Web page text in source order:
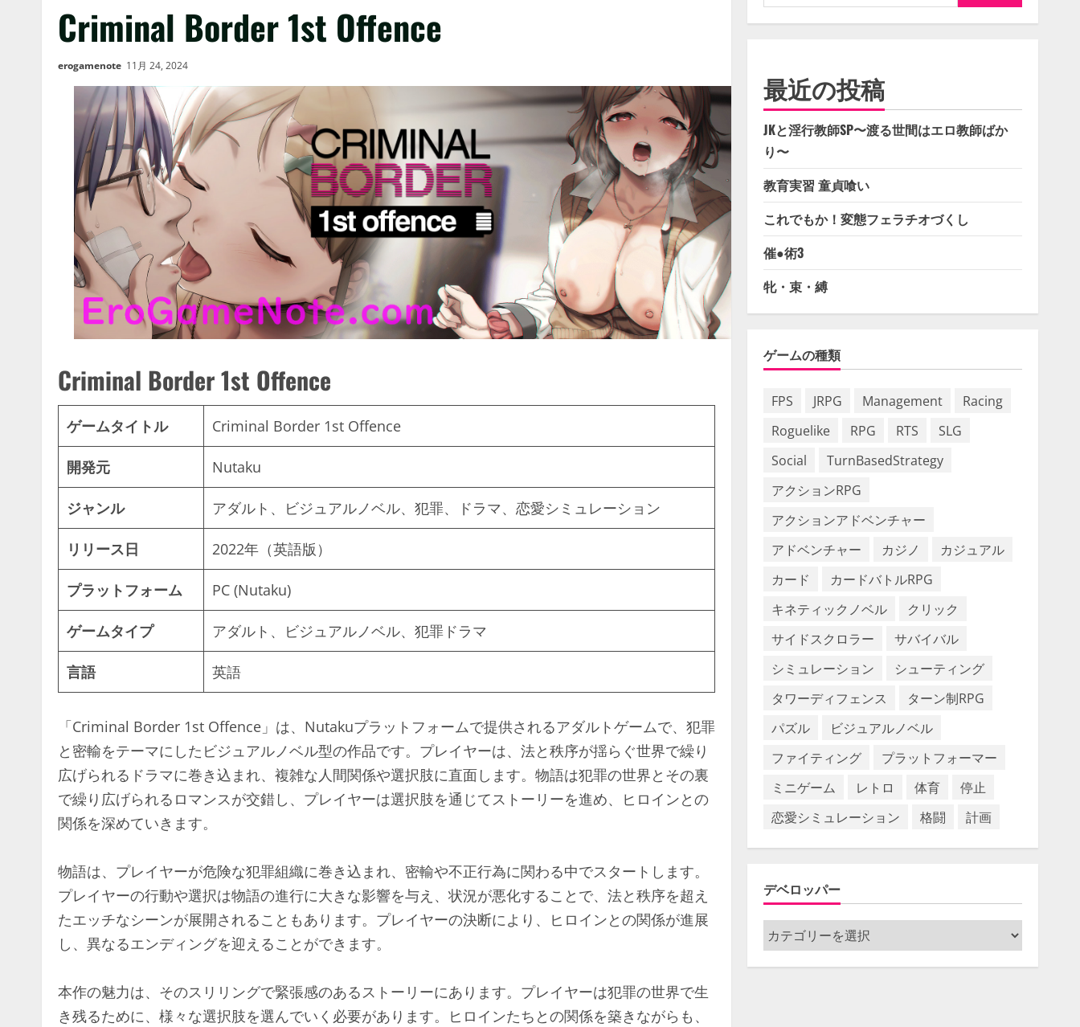
Criminal Border 1st Offence
erogamenote 11月 24, 2024
Criminal Border 1st Offence
ゲームタイトル Criminal Border 1st Offence
開発元 Nutaku
ジャンル アダルト、ビジュアルノベル、犯罪、ドラマ、恋愛シミュレーション
リリース日 2022年（英語版）
プラットフォーム PC (Nutaku)
ゲームタイプ アダルト、ビジュアルノベル、犯罪ドラマ
言語 英語
「Criminal Border 1st Offence」は、Nutakuプラットフォームで提供されるアダルトゲームで、犯罪
と密輸をテーマにしたビジュアルノベル型の作品です。プレイヤーは、法と秩序が揺らぐ世界で繰り
広げられるドラマに巻き込まれ、複雑な人間関係や選択肢に直面します。物語は犯罪の世界とその裏
で繰り広げられるロマンスが交錯し、プレイヤーは選択肢を通じてストーリーを進め、ヒロインとの
関係を深めていきます。
物語は、プレイヤーが危険な犯罪組織に巻き込まれ、密輸や不正行為に関わる中でスタートします。
プレイヤーの行動や選択は物語の進行に大きな影響を与え、状況が悪化することで、法と秩序を超え
たエッチなシーンが展開されることもあります。プレイヤーの決断により、ヒロインとの関係が進展
し、異なるエンディングを迎えることができます。
本作の魅力は、そのスリリングで緊張感のあるストーリーにあります。プレイヤーは犯罪の世界で生
き残るために、様々な選択肢を選んでいく必要があります。ヒロインたちとの関係を築きながらも、
索:
最近の投稿
JKと淫行教師SP〜渡る世間はエロ教師ばか
り〜
教育実習 童貞喰い
これでもか！変態フェラチオづくし
催●術3
牝・束・縛
ゲームの種類
FPS JRPG Management
Racing
Roguelike
RPG RTS
SLG
Social
TurnBasedStrategy
アクションRPG
アクションアドベンチャー
アドベンチャー
カジノ
カジュアル
カード
カードバトルRPG
キネティックノベル
クリック
サイドスクロラー
サバイバル
シミュレーション
シューティング
タワーディフェンス
ターン制RPG
パズル
ビジュアルノベル
ファイティング
プラットフォーマー
ミニゲーム
レトロ 体育
停止
恋愛シミュレーション
格闘 計画
デベロッパー
デ
ベ